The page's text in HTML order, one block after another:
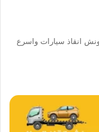
انقاذ سيارات واسرع